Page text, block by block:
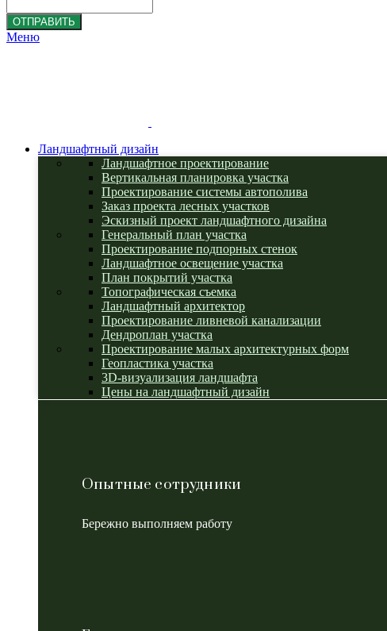
ОТПРАВИТЬ
Меню
Ландшафтный дизайн
Ландшафтное проектирование
Вертикальная планировка участка
Проектирование системы автополива
Заказ проекта лесных участков
Эскизный проект ландшафтного дизайна
Генеральный план участка
Проектирование подпорных стенок
Ландшафтное освещение участка
План покрытий участка
Топографическая съемка
Ландшафтный архитектор
Проектирование ливневой канализации
Дендроплан участка
Проектирование малых архитектурных форм
Геопластика участка
3D-визуализация ландшафта
Цены на ландшафтный дизайн
Опытные сотрудники
Бережно выполняем работу